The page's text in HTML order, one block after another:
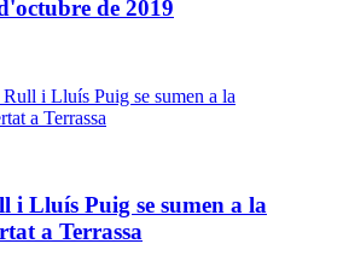
de 2019
i Lluís Puig se sumen a la
a Terrassa